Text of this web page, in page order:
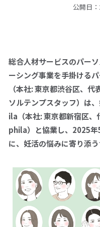
拠点一覧
パーソル
お
仕事をお探しの方
公開日
総合人材サービスのパー
ーシング事業を手掛ける
（本社:東京都渋谷区、代
ソルテンプスタッフ）は
ila（本社:東京都新宿区、
phila）と協業し、 2025年
に、妊活の悩みに寄り添